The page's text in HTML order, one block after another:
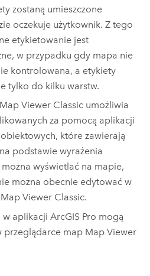
zostaną umieszczone
oczekuje użytkownik. Z tego
etykietowanie jest
w przypadku gdy mapa nie
kontrolowana, a etykiety
tylko do kilku warstw.
Map Viewer Classic umożliwia
za pomocą aplikacji
które zawierają
podstawie wyrażenia
można wyświetlać na mapie,
można obecnie edytować w
Map Viewer Classic.
w aplikacjiArcGIS Pro mogą
przeglądarce map Map Viewer